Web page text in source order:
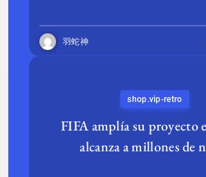
羽蛇神
shop.vip-retro
FIFA amplía su proyecto
alcanza a millones de